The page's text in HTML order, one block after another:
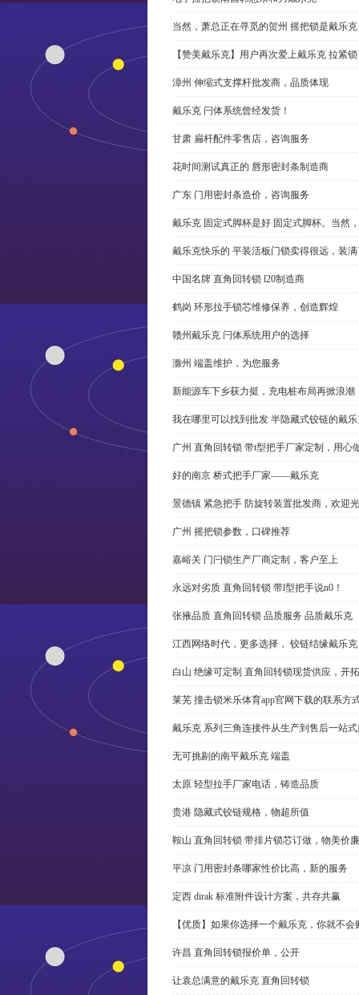
当然，萧总正在寻觅的贺州 摇把锁是戴乐克
【赞美戴乐克】用户再次爱上戴乐克 拉紧锁
漳州 伸缩式支撑杆批发商，品质体现
戴乐克 闩体系统曾经发货！
甘肃 扁杆配件零售店，咨询服务
花时间测试真正的 唇形密封条制造商
广东 门用密封条造价，咨询服务
戴乐克 固定式脚杯是好 固定式脚杯。当然
戴乐克快乐的 平装活板门锁卖得很远，装
中国名牌 直角回转锁 l20制造商
鹤岗 环形拉手锁芯维修保养，创造辉煌
赣州戴乐克 闩体系统用户的选择
滁州 端盖维护，为您服务
新能源车下乡获力挺，充电桩布局再掀浪潮
我在哪里可以找到批发 半隐藏式铰链的戴
广州 直角回转锁 带t型把手厂家定制，用心
好的南京 桥式把手厂家——戴乐克
景德镇 紧急把手 防旋转装置批发商，欢迎
广州 摇把锁参数，口碑推荐
嘉峪关 门闩锁生产厂商定制，客户至上
永远对劣质 直角回转锁 带l型把手说n0！
张掖品质 直角回转锁 品质服务 品质戴乐克
江西网络时代，更多选择， 铰链结缘戴乐克
白山 绝缘可定制 直角回转锁现货供应，开
莱芜 撞击锁米乐体育app官网下载的联系方
戴乐克 系列三角连接件从生产到售后一站
无可挑剔的南平戴乐克 端盖
太原 轻型拉手厂家电话，铸造品质
贵港 隐藏式铰链规格，物超所值
鞍山 直角回转锁 带排片锁芯订做，物美价廉
平凉 门用密封条哪家性价比高，新的服务
定西 dirak 标准附件设计方案，共存共赢
【优质】如果你选择一个戴乐克，你就不
许昌 直角回转锁报价单，公开
让袁总满意的戴乐克 直角回转锁